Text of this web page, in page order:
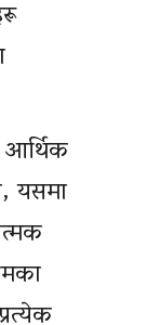
आर्थिक
यसमा